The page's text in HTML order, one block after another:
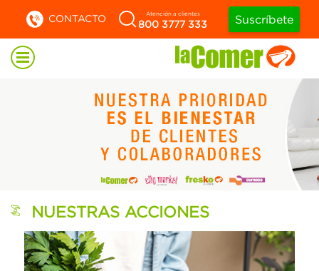
CONTACTO Atención a clientes
800 3777 333 Suscríbete
NUESTRAS ACCIONES